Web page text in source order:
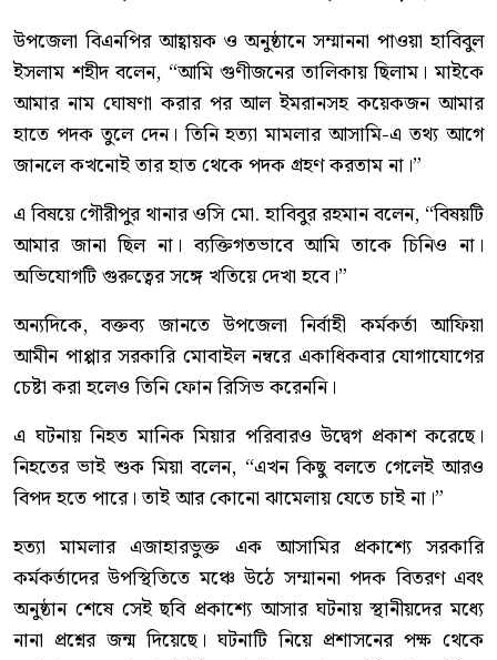
উপজেলা বিএনপির আহ্বায়ক ও অনুষ্ঠানে সম্মাননা পাওয়া হাবিবুল
ইসলাম শহীদ বলেন, “আমি গুণীজনের তালিকায় ছিলাম। মাইকে
আমার নাম ঘোষণা করার পর আল ইমরানসহ কয়েকজন আমার
হাতে পদক তুলে দেন। তিনি হত্যা মামলার আসামি-এ তথ্য আগে
জানলে কখনোই তার হাত থেকে পদক গ্রহণ করতাম না।”
এ বিষয়ে গৌরীপুর থানার ওসি মো. হাবিবুর রহমান বলেন, “বিষয়টি
আমার জানা ছিল না। ব্যক্তিগতভাবে আমি তাকে চিনিও না।
অভিযোগটি গুরুত্বের সঙ্গে খতিয়ে দেখা হবে।”
অন্যদিকে, বক্তব্য জানতে উপজেলা নির্বাহী কর্মকর্তা আফিয়া
আমীন পাপ্পার সরকারি মোবাইল নম্বরে একাধিকবার যোগাযোগের
চেষ্টা করা হলেও তিনি ফোন রিসিভ করেননি।
এ ঘটনায় নিহত মানিক মিয়ার পরিবারও উদ্বেগ প্রকাশ করেছে।
নিহতের ভাই শুক মিয়া বলেন, “এখন কিছু বলতে গেলেই আরও
বিপদ হতে পারে। তাই আর কোনো ঝামেলায় যেতে চাই না।”
হত্যা মামলার এজাহারভুক্ত এক আসামির প্রকাশ্যে সরকারি
কর্মকর্তাদের উপস্থিতিতে মঞ্চে উঠে সম্মাননা পদক বিতরণ এবং
অনুষ্ঠান শেষে সেই ছবি প্রকাশ্যে আসার ঘটনায় স্থানীয়দের মধ্যে
নানা প্রশ্নের জন্ম দিয়েছে। ঘটনাটি নিয়ে প্রশাসনের পক্ষ থেকে